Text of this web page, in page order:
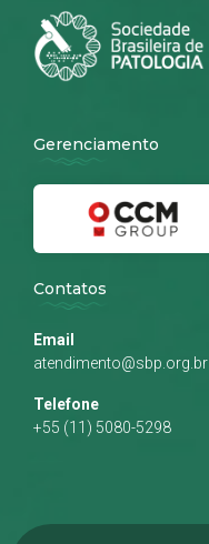
Gerenciamento
Contatos
Email
atendimento@sbp.org.br
Telefone
+55 (11) 5080-5298